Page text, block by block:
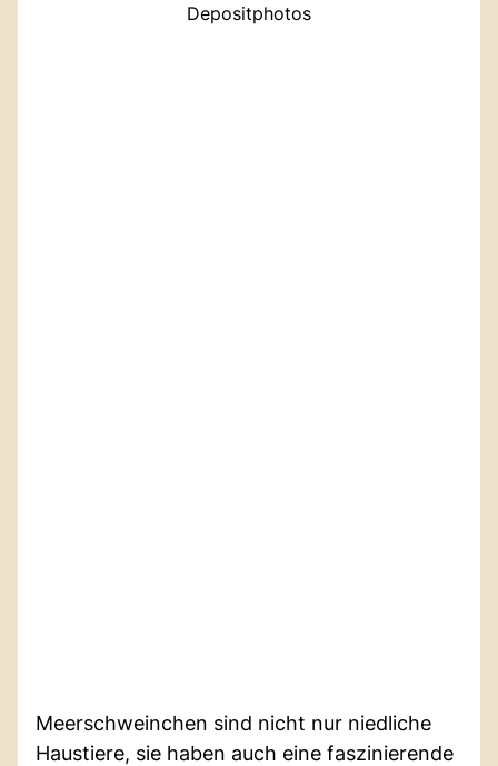
Depositphotos
Meerschweinchen sind nicht nur niedliche
Haustiere, sie haben auch eine faszinierende